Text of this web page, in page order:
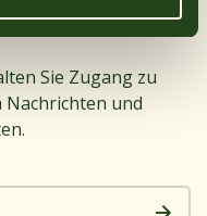
Produkte anzeigen
Sie Zugang zu
und